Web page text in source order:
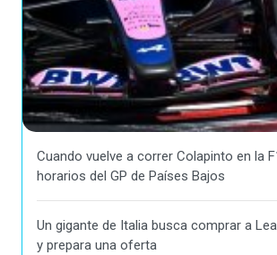
Cuando vuelve a correr Colapinto en la
horarios del GP de Países Bajos
Un gigante de Italia busca comprar a
y prepara una oferta